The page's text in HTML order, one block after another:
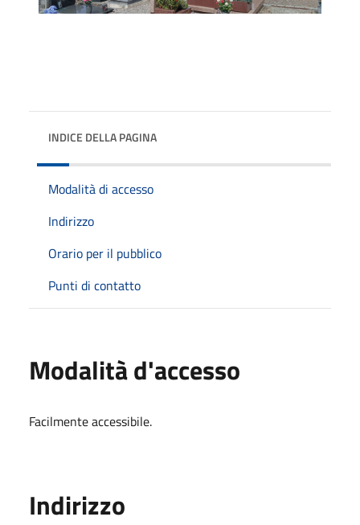
INDICE DELLA PAGINA
Modalità di accesso
Indirizzo
Orario per il pubblico
Punti di contatto
Modalità d'accesso
Facilmente accessibile.
Indirizzo